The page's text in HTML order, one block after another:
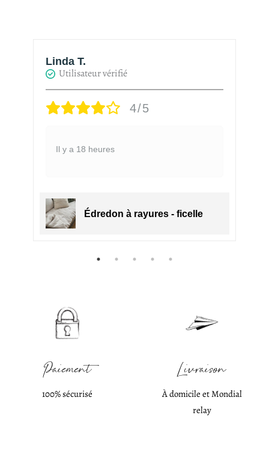
Linda T.
Utilisateur vérifié
4/5
Il y a 18 heures
Édredon à rayures - ficelle
Paiement
100% sécurisé
Livraison
À domicile et Mondial
relay